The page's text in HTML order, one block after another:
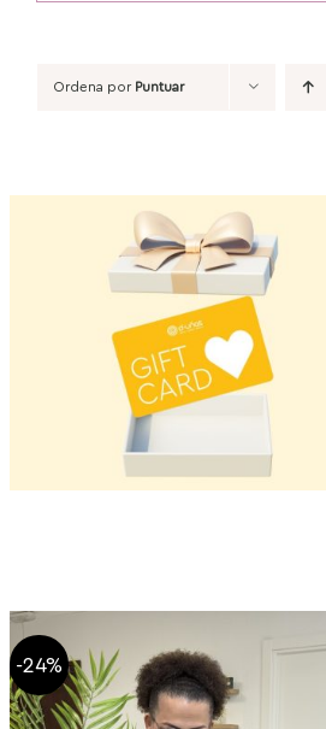
Ordena por Puntuar
-24%